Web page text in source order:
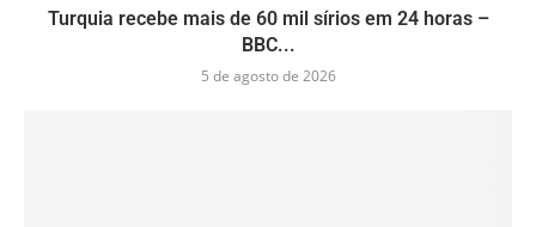
Turquia recebe mais de 60 mil sírios em 24 horas –
BBC...
5 de agosto de 2026